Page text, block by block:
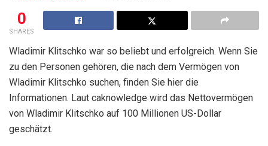
0
SHARES
Wladimir Klitschko war so beliebt und erfolgreich. Wenn Sie
zu den Personen gehören, die nach dem Vermögen von
Wladimir Klitschko suchen, finden Sie hier die
Informationen. Laut caknowledge wird das Nettovermögen
von Wladimir Klitschko auf 100 Millionen US-Dollar
geschätzt.